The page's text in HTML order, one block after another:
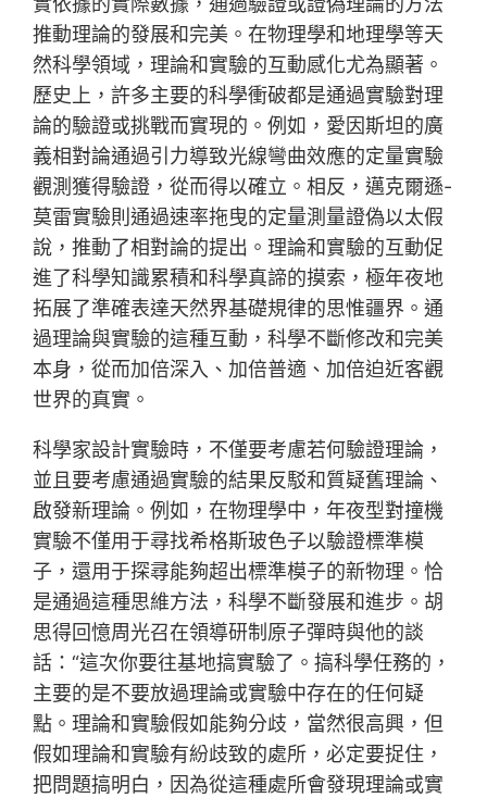
推動理論的發展和完美。在物理學和地理學等天
然科學領域，理論和實驗的互動感化尤為顯著。
歷史上，許多主要的科學衝破都是通過實驗對理
論的驗證或挑戰而實現的。例如，愛因斯坦的廣
義相對論通過引力導致光線彎曲效應的定量實驗
觀測獲得驗證，從而得以確立。相反，邁克爾遜-
莫雷實驗則通過速率拖曳的定量測量證偽以太假
說，推動了相對論的提出。理論和實驗的互動促
進了科學知識累積和科學真諦的摸索，極年夜地
拓展了準確表達天然界基礎規律的思惟疆界。通
過理論與實驗的這種互動，科學不斷修改和完美
本身，從而加倍深入、加倍普適、加倍迫近客觀
世界的真實。
科學家設計實驗時，不僅要考慮若何驗證理論，
並且要考慮通過實驗的結果反駁和質疑舊理論、
啟發新理論。例如，在物理學中，年夜型對撞機
實驗不僅用于尋找希格斯玻色子以驗證標準模
子，還用于探尋能夠超出標準模子的新物理。恰
是通過這種思維方法，科學不斷發展和進步。胡
思得回憶周光召在領導研制原子彈時與他的談
話：“這次你要往基地搞實驗了。搞科學任務的，
主要的是不要放過理論或實驗中存在的任何疑
點。理論和實驗假如能夠分歧，當然很高興，但
假如理論和實驗有紛歧致的處所，必定要捉住，
把問題搞明白，因為從這種處所會發現理論或實